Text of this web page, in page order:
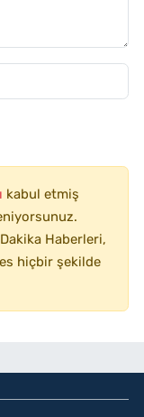
kabul etmiş
Haberleri,
hiçbir şekilde